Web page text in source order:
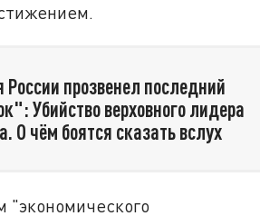
прозвенел последний
Убийство верховного лидера
О чём боятся сказать вслух
"экономического